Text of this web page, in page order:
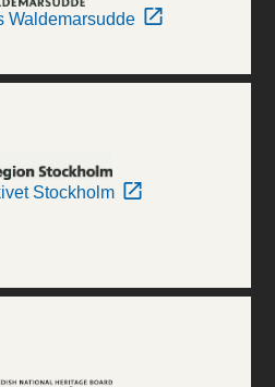
Waldemarsudde
Stockholm